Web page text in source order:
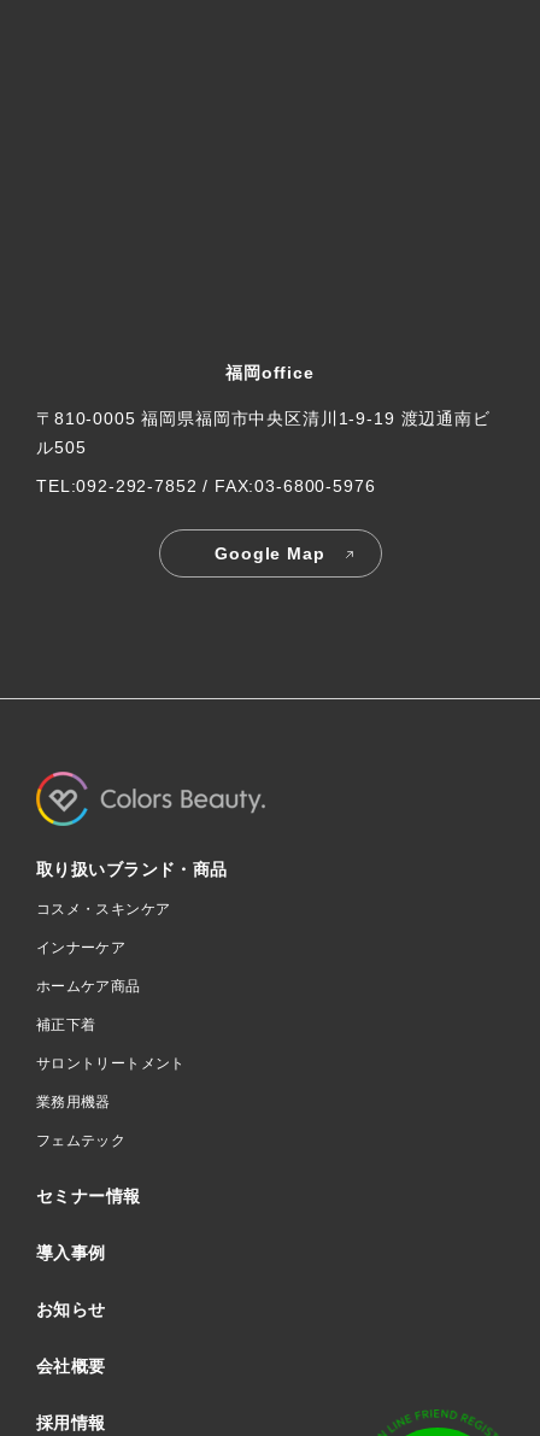
福岡office
〒810-0005 福岡県福岡市中央区清川1-9-19 渡辺通南ビ
ル505
TEL:092-292-7852 / FAX:03-6800-5976
Google Map
取り扱いブランド・商品
コスメ・スキンケア
インナーケア
ホームケア商品
補正下着
サロントリートメント
業務用機器
フェムテック
セミナー情報
導入事例
お知らせ
会社概要
採用情報